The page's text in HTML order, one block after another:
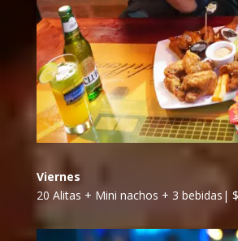
Viernes
20 Alitas + Mini nachos + 3 bebidas|